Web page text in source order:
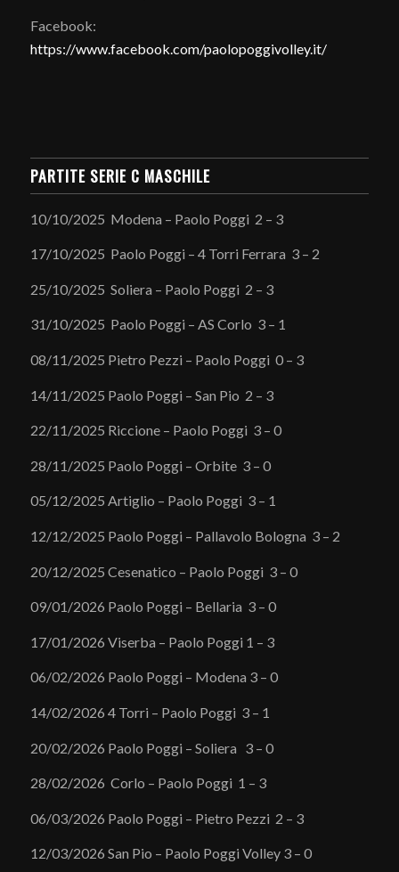
Facebook:
https://www.facebook.com/paolopoggivolley.it/
PARTITE SERIE C MASCHILE
10/10/2025 Modena – Paolo Poggi 2 – 3
17/10/2025 Paolo Poggi – 4 Torri Ferrara 3 – 2
25/10/2025 Soliera – Paolo Poggi 2 – 3
31/10/2025 Paolo Poggi – AS Corlo 3 – 1
08/11/2025 Pietro Pezzi – Paolo Poggi 0 – 3
14/11/2025 Paolo Poggi – San Pio 2 – 3
22/11/2025 Riccione – Paolo Poggi 3 – 0
28/11/2025 Paolo Poggi – Orbite 3 – 0
05/12/2025 Artiglio – Paolo Poggi 3 – 1
12/12/2025 Paolo Poggi – Pallavolo Bologna 3 – 2
20/12/2025 Cesenatico – Paolo Poggi 3 – 0
09/01/2026 Paolo Poggi – Bellaria 3 – 0
17/01/2026 Viserba – Paolo Poggi 1 – 3
06/02/2026 Paolo Poggi – Modena 3 – 0
14/02/2026 4 Torri – Paolo Poggi 3 – 1
20/02/2026 Paolo Poggi – Soliera 3 – 0
28/02/2026 Corlo – Paolo Poggi 1 – 3
06/03/2026 Paolo Poggi – Pietro Pezzi 2 – 3
12/03/2026 San Pio – Paolo Poggi Volley 3 – 0